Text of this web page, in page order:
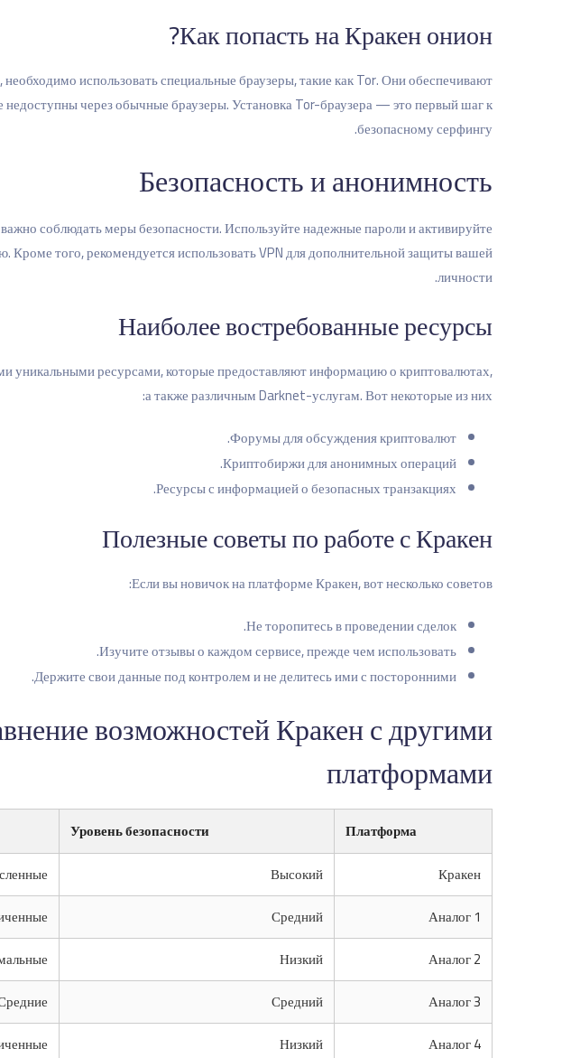
Как попасть на Кракен онион?
использовать специальные браузеры, такие как Tor. Они обеспечивают
через обычные браузеры. Установка Tor-браузера — это первый шаг к
безопасному серфингу.
Безопасность и анонимность
соблюдать меры безопасности. Используйте надежные пароли и активируйте
Кроме того, рекомендуется использовать VPN для дополнительной защиты вашей
личности.
Наиболее востребованные ресурсы
уникальными ресурсами, которые предоставляют информацию о криптовалютах,
а также различным Darknet-услугам. Вот некоторые из них:
Форумы для обсуждения криптовалют.
Криптобиржи для анонимных операций.
Ресурсы с информацией о безопасных транзакциях.
Полезные советы по работе с Кракен
Если вы новичок на платформе Кракен, вот несколько советов:
Не торопитесь в проведении сделок.
Изучите отзывы о каждом сервисе, прежде чем использовать.
Держите свои данные под контролем и не делитесь ими с посторонними.
возможностей Кракен с другими
платформами
Платформа
Уровень безопасности
Кракен
Высокий
Аналог 1
Средний
Аналог 2
Низкий
Аналог 3
Средний
Аналог 4
Низкий